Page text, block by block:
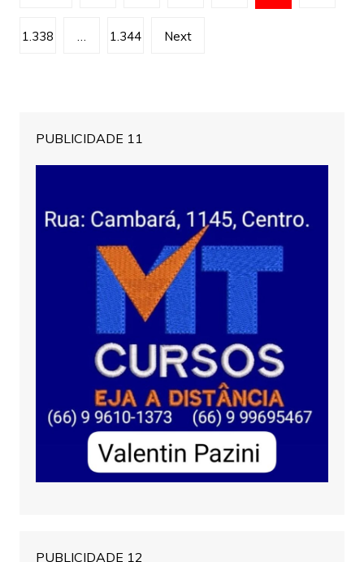
conteúdos
1.338 … 1.344 Next
PUBLICIDADE 11
PUBLICIDADE 12